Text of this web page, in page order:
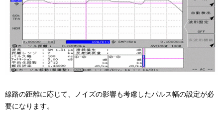
線路の距離に応じて、ノイズの影響も考慮したパルス幅の設定が必
要になります。